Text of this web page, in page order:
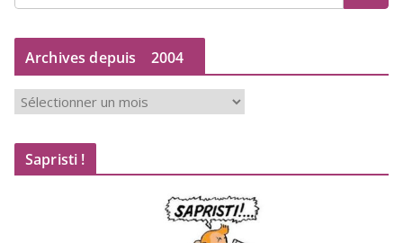
Archives depuis 2004
c
Sapristi !